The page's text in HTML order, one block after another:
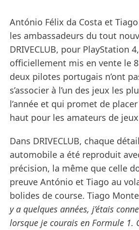
António Félix da Costa et
les ambassadeurs du tout
DRIVECLUB, pour PlayStation
officiellement mis en vente le
deux pilotes portugais n’ont
s’associer à l’un des jeux les
l’année et qui promet de
haut pour les amateurs de
Dans DRIVECLUB, chaque
automobile a été reproduit
précision, la même que celle
preuve António et Tiago au
bolides de course. Tiago
y a quelques années, j’étais
lorsque je courais en Formule 1.